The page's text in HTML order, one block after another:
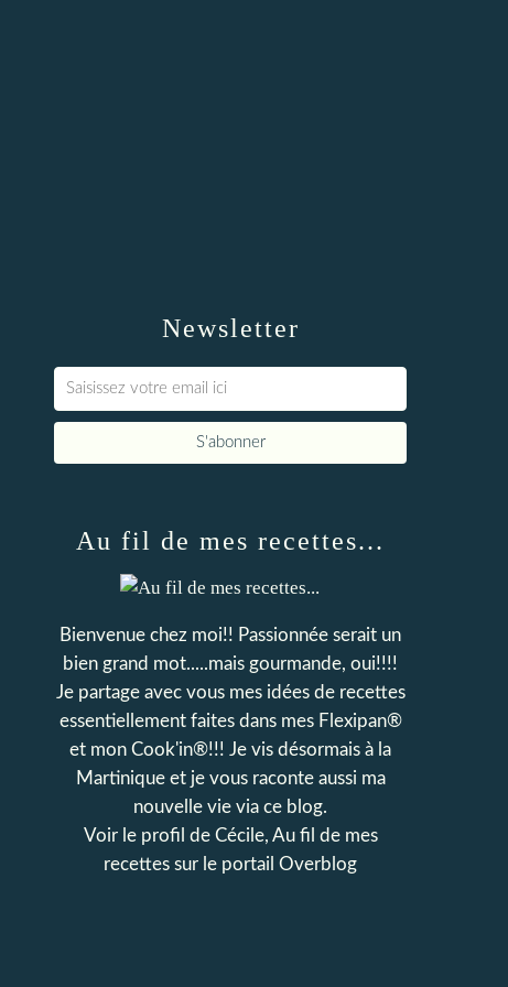
Newsletter
Au fil de mes recettes...
Bienvenue chez moi!! Passionnée serait un
bien grand mot.....mais gourmande, oui!!!!
Je partage avec vous mes idées de recettes
essentiellement faites dans mes Flexipan®
et mon Cook'in®!!! Je vis désormais à la
Martinique et je vous raconte aussi ma
nouvelle vie via ce blog.
Voir le profil de Cécile, Au fil de mes
recettes sur le portail Overblog